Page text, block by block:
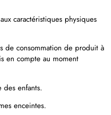
caractéristiques physiques
de consommation de produit à
en compte au moment
enfants.
enceintes.